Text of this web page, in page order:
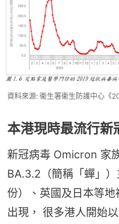
資料來源: 衞生署衞生防護中心《
本港現時最流行新
新冠病毒 Omicron 家
BA.3.2（簡稱「蟬」
份）、英國及日本等地
出現， 很多港人開始